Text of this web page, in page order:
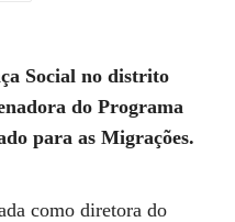
Social no distrito
do Programa
para as Migrações.
como diretora do